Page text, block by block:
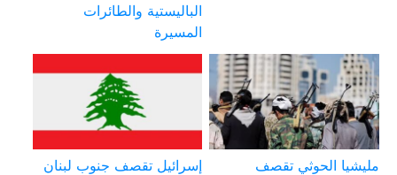
الباليستية والطائرات
المسيرة
مليشيا الحوثي تقصف
إسرائيل تقصف جنوب لبنان